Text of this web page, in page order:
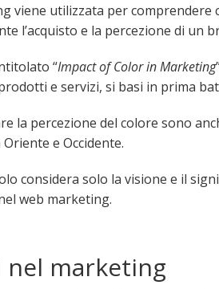
viene utilizzata per comprendere
l’acquisto e la percezione di un
“Impact of Color in Marketing
e servizi, si basi in prima
la percezione del colore sono
e Occidente.
considera solo la visione e il
web marketing.
nel marketing